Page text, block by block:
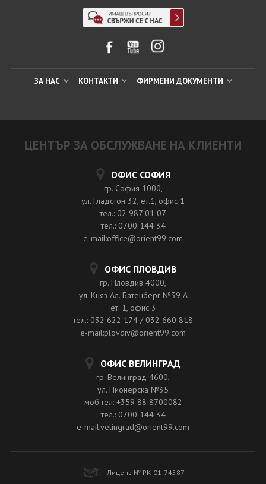
ЗА НАС КОНТАКТИ ФИРМЕНИ ДОКУМЕНТИ
ЦЕНТЪР ЗА ОБСЛУЖВАНЕ НА КЛИЕНТИ
ОФИС СОФИЯ
гр. София 1000,
ул. Гладстон 32, ет.1, офис 1
тел.: 02 987 01 07
тел.: 0700 144 34
e-mail:office@orient99.com
ОФИС ПЛОВДИВ
гр. Пловдив 4000,
ул. Княз Ал. Батенберг №39 A
ет. 1, офис 3
тел.: 032 622 174 / 032 660 818
e-mail:plovdiv@orient99.com
ОФИС ВЕЛИНГРАД
гр. Велинград 4600,
ул. Пионерска №35
моб.тел: +359 88 8700082
тел.: 0700 144 34
e-mail:velingrad@orient99.com
Лиценз № РК-01-74587